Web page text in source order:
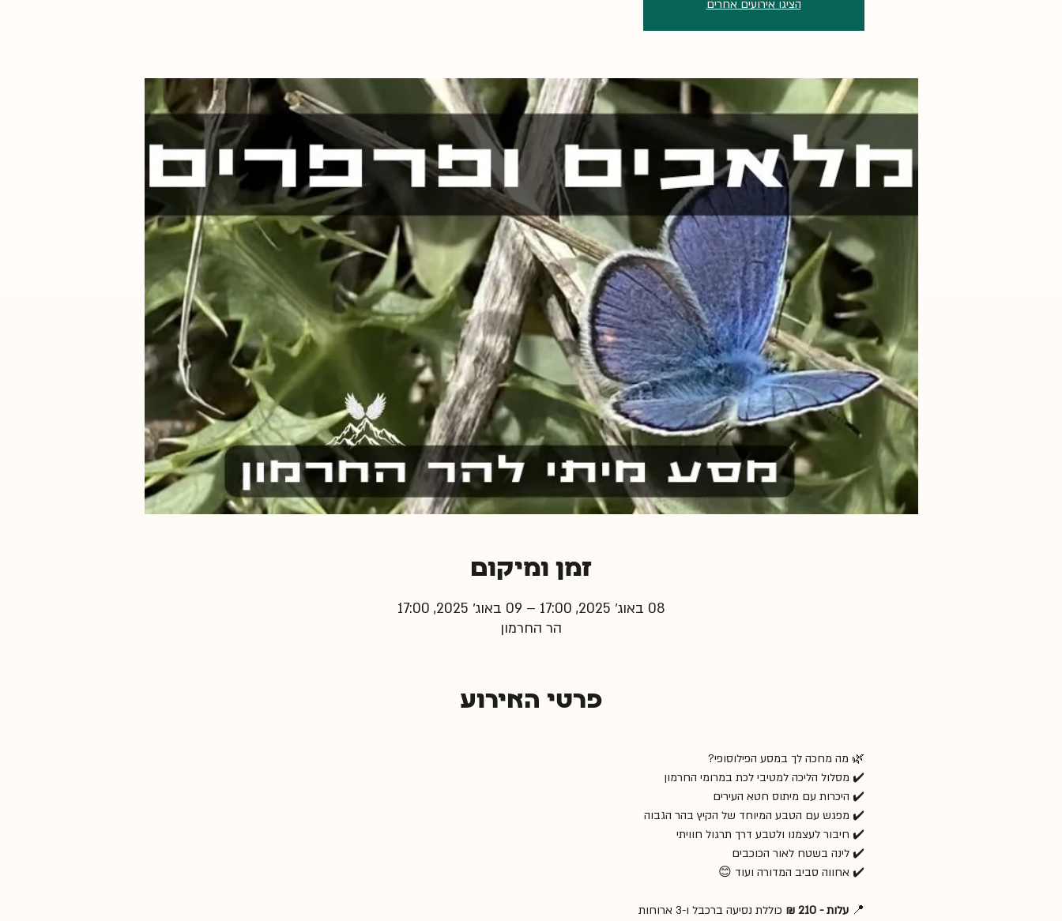
הציגו אירועים אחרים
זמן ומיקום
08 באוג׳ 2025, 17:00 – 09 באוג׳ 2025, 17:00
הר החרמון
פרטי האירוע
🌿 מה מחכה לך במסע הפילוסופי?
✔️ מסלול הליכה למטיבי לכת במרומי החרמון
✔️ היכרות עם מיתוס חטא העירים
✔️ מפגש עם הטבע המיוחד של הקיץ בהר הגבוה
✔️ חיבור לעצמנו ולטבע דרך תרגול חוויתי
✔️ לינה בשטח לאור הכוכבים
✔️ אחווה סביב המדורה ועוד 😊
📍 עלות - 210 ₪
כוללת נסיעה ברכבל ו-3 ארוחות